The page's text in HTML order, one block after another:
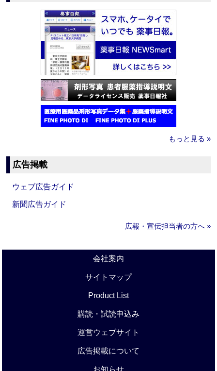
もっと見る »
広告掲載
ウェブ広告ガイド
新聞広告ガイド
広報・宣伝担当者の方へ »
会社案内
サイトマップ
Product List
購読・試読申込み
運営ウェブサイト
広告掲載について